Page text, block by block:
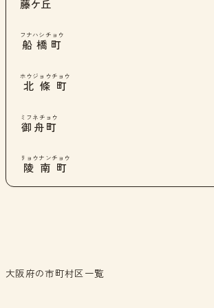
藤ケ丘
船橋町
フナハシチョウ
北條町
ホウジョウチョウ
御舟町
ミフネチョウ
陵南町
リョウナンチョウ
大阪府の市町村区一覧